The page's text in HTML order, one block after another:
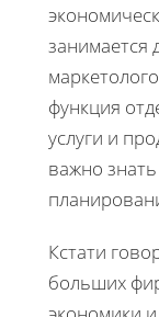
занимается
функция
услуги и
важно
Кстати
больших